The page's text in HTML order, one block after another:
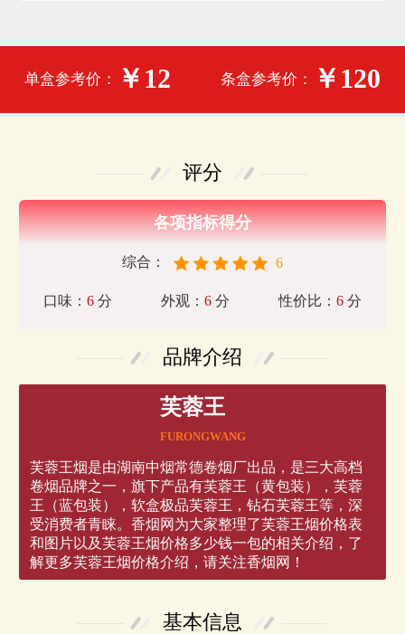
单盒参考价： ￥12 条盒参考价： ￥120
评分
各项指标得分
综合： 6
口味： 6分 外观： 6 分 性价比：6 分
品牌介绍
芙蓉王
FURONGWANG
芙蓉王烟是由湖南中烟常德卷烟厂出品，是三大高档
卷烟品牌之一，旗下产品有芙蓉王（黄包装），芙蓉
王（蓝包装），软盒极品芙蓉王，钻石芙蓉王等，深
受消费者青睐。香烟网为大家整理了芙蓉王烟价格表
和图片以及芙蓉王烟价格多少钱一包的相关介绍，了
解更多芙蓉王烟价格介绍，请关注香烟网！
基本信息